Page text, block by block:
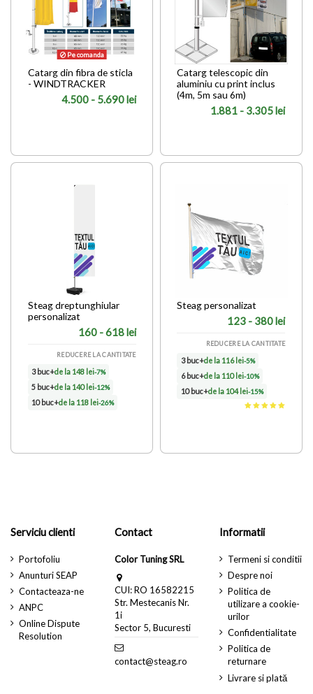
Pe comanda
Catarg din fibra de sticla
- WINDTRACKER
4.500 - 5.690 lei
Catarg telescopic din
aluminiu cu print inclus
(4m, 5m sau 6m)
1.881 - 3.305 lei
Steag dreptunghiular
personalizat
160 - 618 lei
REDUCERE LA CANTITATE
3 buc+de la 148 lei-7%
5 buc+de la 140 lei-12%
10 buc+de la 118 lei-26%
Steag personalizat
123 - 380 lei
REDUCERE LA CANTITATE
3 buc+de la 116 lei-5%
6 buc+de la 110 lei-10%
10 buc+de la 104 lei-15%
Serviciu clienti
Portofoliu
Anunturi SEAP
Contacteaza-ne
ANPC
Online Dispute
Resolution
Contact
Color Tuning SRL
CUI: RO 16582215
Str. Mestecanis Nr.
1i
Sector 5, Bucuresti
contact@steag.ro
Informatii
Termeni si conditii
Despre noi
Politica de
utilizare a cookie-
urilor
Confidentialitate
Politica de
returnare
Livrare si plată